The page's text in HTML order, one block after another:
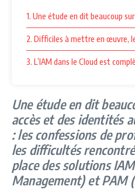
1. Une étude en dit beaucoup
2. Difficiles à mettre en œuvre,
3. L’IAM dans le Cloud est
Une étude en dit
accès et des identités
: les confessions de
les difficultés
place des solutions
Management) et PAM